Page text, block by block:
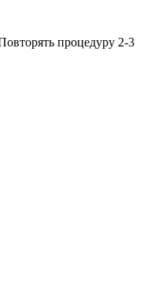
процедуру 2-3